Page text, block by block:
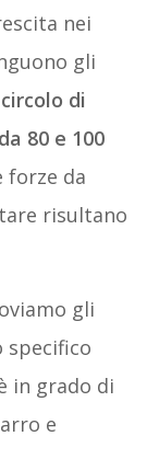
nei
gli
di
80 e 100
forze da
risultano
gli
in grado di
e